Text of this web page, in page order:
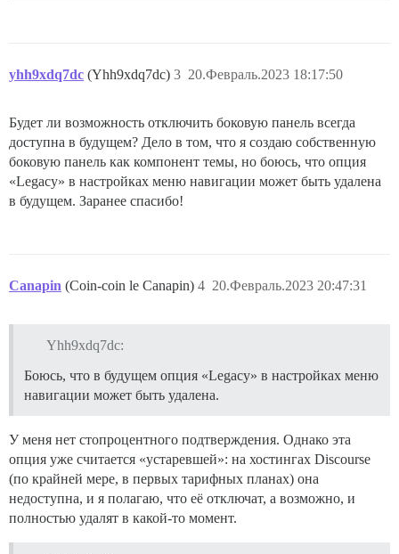
yhh9xdq7dc (Yhh9xdq7dc) 20.Февраль.2023 18:17:50
3
Будет ли возможность отключить боковую панель всегда
доступна в будущем? Дело в том, что я создаю собственную
боковую панель как компонент темы, но боюсь, что опция
«Legacy» в настройках меню навигации может быть удалена
в будущем. Заранее спасибо!
Canapin (Coin-coin le Canapin) 20.Февраль.2023 20:47:31
4
Yhh9xdq7dc:
Боюсь, что в будущем опция «Legacy» в настройках меню
навигации может быть удалена.
У меня нет стопроцентного подтверждения. Однако эта
опция уже считается «устаревшей»: на хостингах Discourse
(по крайней мере, в первых тарифных планах) она
недоступна, и я полагаю, что её отключат, а возможно, и
полностью удалят в какой-то момент.